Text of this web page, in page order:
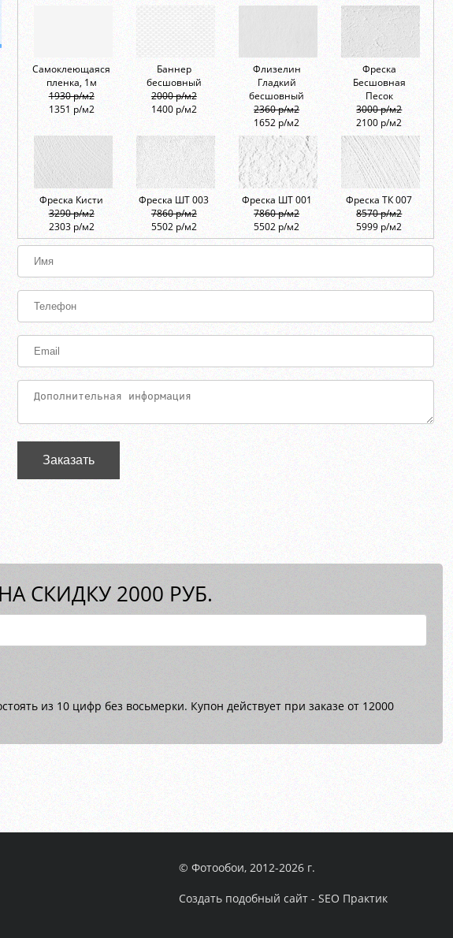
Самоклеющаяся
пленка, 1м
1930 р/м2
1351 р/м2
Баннер
бесшовный
2000 р/м2
1400 р/м2
Флизелин
Гладкий
бесшовный
2360 р/м2
1652 р/м2
Фреска
Бесшовная
Песок
3000 р/м2
2100 р/м2
Фреска Кисти
3290 р/м2
2303 р/м2
Фреска ШТ 003
7860 р/м2
5502 р/м2
Фреска ШТ 001
7860 р/м2
5502 р/м2
Фреска ТК 007
8570 р/м2
5999 р/м2
Заказать
СКИДКУ 2000 РУБ.
из 10 цифр без восьмерки. Купон действует при заказе от 12000
© Фотообои, 2012-2026 г.
Создать подобный сайт - SEO Практик